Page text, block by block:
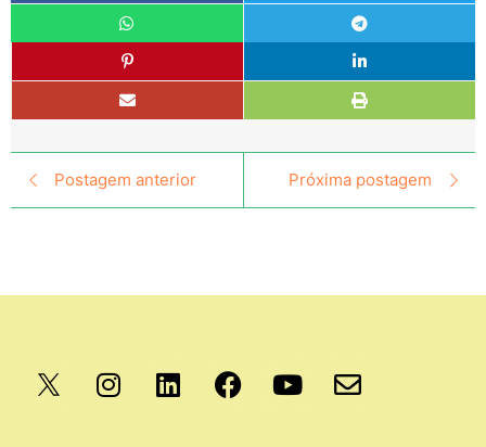
Postagem anterior Próxima postagem